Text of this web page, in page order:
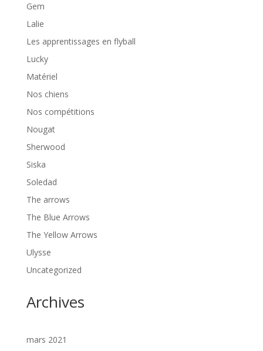
Gem
Lalie
Les apprentissages en flyball
Lucky
Matériel
Nos chiens
Nos compétitions
Nougat
Sherwood
Siska
Soledad
The arrows
The Blue Arrows
The Yellow Arrows
Ulysse
Uncategorized
Archives
mars 2021